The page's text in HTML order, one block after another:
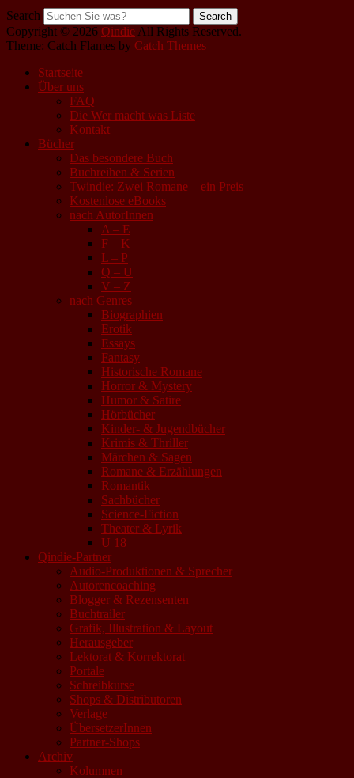
Search
Copyright © 2026 Qindie All Rights Reserved.
Theme: Catch Flames by Catch Themes
Startseite
Über uns
FAQ
Die Wer macht was Liste
Kontakt
Bücher
Das besondere Buch
Buchreihen & Serien
Twindie: Zwei Romane – ein Preis
Kostenlose eBooks
nach AutorInnen
A – E
F – K
L – P
Q – U
V – Z
nach Genres
Biographien
Erotik
Essays
Fantasy
Historische Romane
Horror & Mystery
Humor & Satire
Hörbücher
Kinder- & Jugendbücher
Krimis & Thriller
Märchen & Sagen
Romane & Erzählungen
Romantik
Sachbücher
Science-Fiction
Theater & Lyrik
U 18
Qindie-Partner
Audio-Produktionen & Sprecher
Autorencoaching
Blogger & Rezensenten
Buchtrailer
Grafik, Illustration & Layout
Herausgeber
Lektorat & Korrektorat
Portale
Schreibkurse
Shops & Distributoren
Verlage
ÜbersetzerInnen
Partner-Shops
Archiv
Kolumnen